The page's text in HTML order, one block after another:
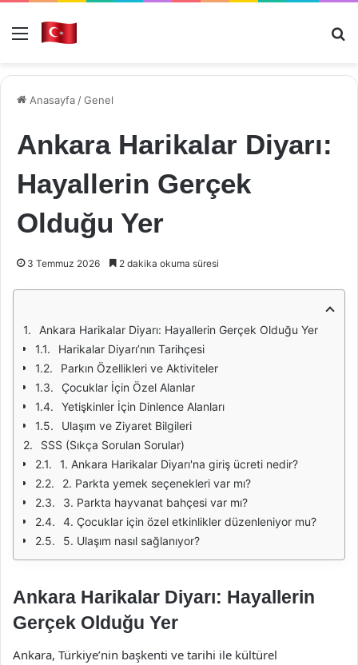
Menü
Anasayfa /Genel
Ankara Harikalar Diyarı:
Hayallerin Gerçek
Olduğu Yer
3 Temmuz 2026 2 dakika okuma süresi
Ankara Harikalar Diyarı: Hayallerin Gerçek Olduğu Yer
Harikalar Diyarı’nın Tarihçesi
Parkın Özellikleri ve Aktiviteler
Çocuklar İçin Özel Alanlar
Yetişkinler İçin Dinlence Alanları
Ulaşım ve Ziyaret Bilgileri
SSS (Sıkça Sorulan Sorular)
1. Ankara Harikalar Diyarı'na giriş ücreti nedir?
2. Parkta yemek seçenekleri var mı?
3. Parkta hayvanat bahçesi var mı?
4. Çocuklar için özel etkinlikler düzenleniyor mu?
5. Ulaşım nasıl sağlanıyor?
Ankara Harikalar Diyarı: Hayallerin
Gerçek Olduğu Yer
Ankara, Türkiye’nin başkenti ve tarihi ile kültürel